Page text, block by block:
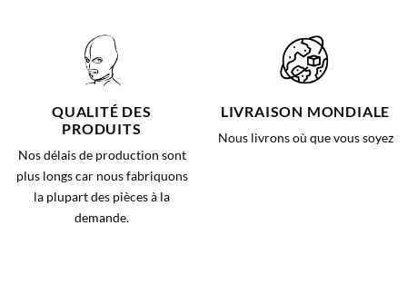
QUALITÉ DES
PRODUITS
Nos délais de production sont
plus longs car nous fabriquons
la plupart des pièces à la
demande.
LIVRAISON MONDIALE
Nous livrons où que vous soyez